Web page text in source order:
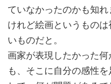
ていなかったのかも知れ
けれど絵画というもの
いものだと。
画家が表現したかった
も、そこに自分の感性